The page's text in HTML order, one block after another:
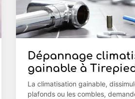
Dépannage
gainable à
La climatisation gainable,
plafonds ou les combles,